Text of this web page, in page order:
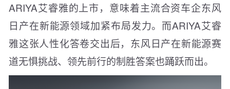
ARIYA艾睿雅的上市，意味着主流合资车企东风
日产在新能源领域加紧布局发力。而ARIYA艾睿
雅这张人性化答卷交出后，东风日产在新能源赛
道无惧挑战、领先前行的制胜答案也踊跃而出。